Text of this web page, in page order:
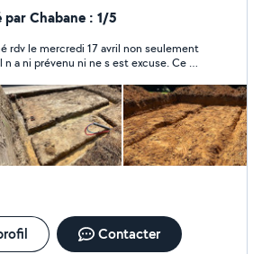
*Devis
nous déplaçons partout en Ile
Chabane : 1/5
a ni prévenu ni ne s est excuse. Ce n
Contacter